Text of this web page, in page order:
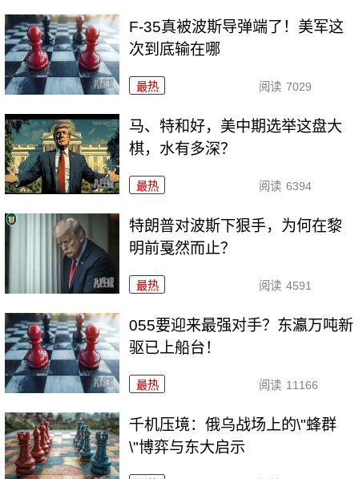
F-35真被波斯导弹端了！美军这
次到底输在哪
最热 阅读 7029
马、特和好，美中期选举这盘大
棋，水有多深？
最热 阅读 6394
特朗普对波斯下狠手，为何在黎
明前戛然而止？
最热 阅读 4591
055要迎来最强对手？东瀛万吨新
驱已上船台！
最热 阅读 11166
千机压境：俄乌战场上的\"蜂群
\"博弈与东大启示